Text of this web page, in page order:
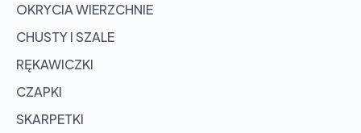
OKRYCIA WIERZCHNIE
CHUSTY I SZALE
RĘKAWICZKI
CZAPKI
SKARPETKI